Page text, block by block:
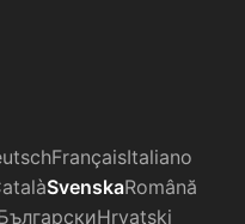
FrançaisItaliano
SvenskaRomână
Hrvatski